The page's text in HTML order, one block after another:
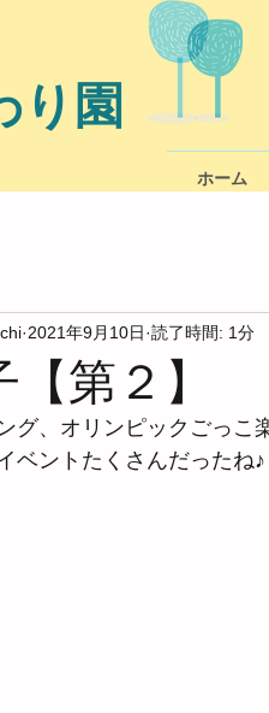
り園
ホーム
第２】
2021年9月10日 読了時間: 1分
グ、オリンピックごっこ
ベントたくさんだったね♪